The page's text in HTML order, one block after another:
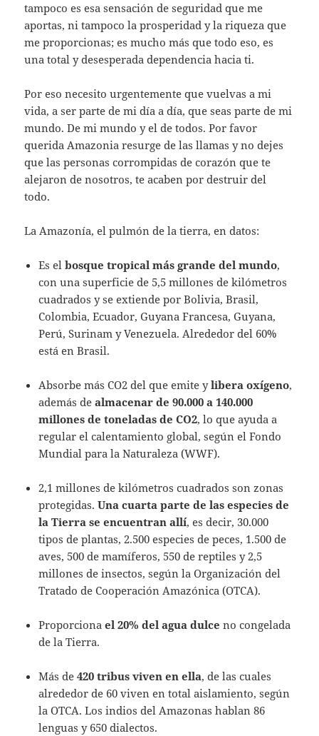
tampoco es esa sensación de seguridad que me
aportas, ni tampoco la prosperidad y la riqueza que
me proporcionas; es mucho más que todo eso, es
una total y desesperada dependencia hacia ti.
Por eso necesito urgentemente que vuelvas a mi
vida, a ser parte de mi día a día, que seas parte de mi
mundo. De mi mundo y el de todos. Por favor
querida Amazonia resurge de las llamas y no dejes
que las personas corrompidas de corazón que te
alejaron de nosotros, te acaben por destruir del
todo.
La Amazonía, el pulmón de la tierra, en datos:
Es elbosque tropical más grande del mundo,
con una superficie de 5,5 millones de kilómetros
cuadrados y se extiende por Bolivia, Brasil,
Colombia, Ecuador, Guyana Francesa, Guyana,
Perú, Surinam y Venezuela. Alrededor del 60%
está en Brasil.
Absorbe más CO2 del que emite ylibera oxígeno,
además dealmacenar de 90.000 a 140.000
millones de toneladas de CO2, lo que ayuda a
regular el calentamiento global, según el Fondo
Mundial para la Naturaleza (WWF).
2,1 millones de kilómetros cuadrados son zonas
protegidas.Una cuarta parte de las especies de
la Tierra se encuentran allí, es decir, 30.000
tipos de plantas, 2.500 especies de peces, 1.500 de
aves, 500 de mamíferos, 550 de reptiles y 2,5
millones de insectos, según la Organización del
Tratado de Cooperación Amazónica (OTCA).
Proporcionael 20% del agua dulce no congelada
de la Tierra.
Más de420 tribus viven en ella, de las cuales
alrededor de 60 viven en total aislamiento, según
la OTCA. Los indios del Amazonas hablan 86
lenguas y 650 dialectos.